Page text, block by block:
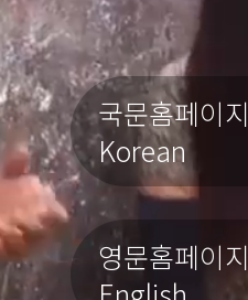
국문홈페이지
Korean
영문홈페이지